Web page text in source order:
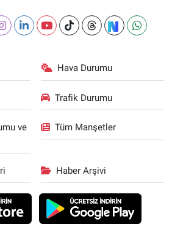
Hava Durumu
Trafik Durumu
ve
Tüm Manşetler
Haber Arşivi